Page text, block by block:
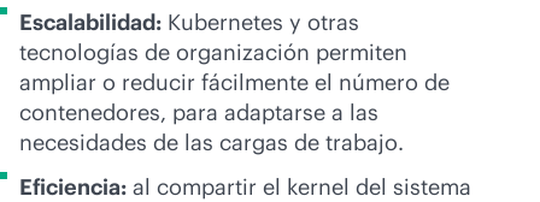
Escalabilidad: Kubernetes y otras
tecnologías de organización permiten
ampliar o reducir fácilmente el número de
contenedores, para adaptarse a las
necesidades de las cargas de trabajo.
Eficiencia: al compartir el kernel del sistema